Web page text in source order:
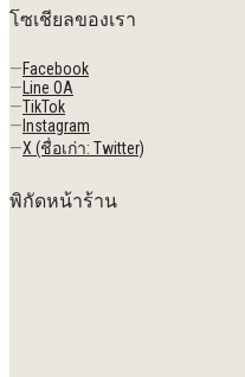
โซเชียลของเรา
—Facebook
— Line OA
—TikTok
— Instagram
—X (ชื่อเก่า: Twitter)
พิกัดหน้าร้าน